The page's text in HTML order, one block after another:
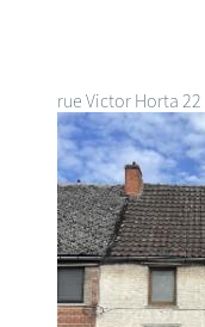
rue Victor Horta 22